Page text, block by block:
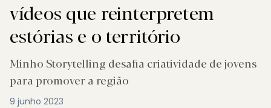
vídeos que reinterpretem
estórias e o território
Minho Storytelling desafia criatividade de jovens
para promover a região
9 junho 2023